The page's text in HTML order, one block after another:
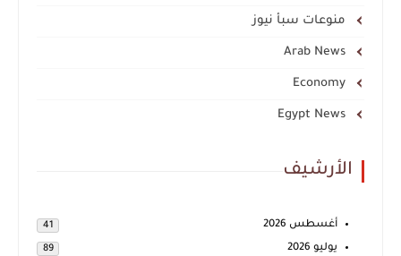
منوعات سبأ نيوز
Arab News
Economy
Egypt News
الأرشيف
أغسطس 2026
يوليو 2026